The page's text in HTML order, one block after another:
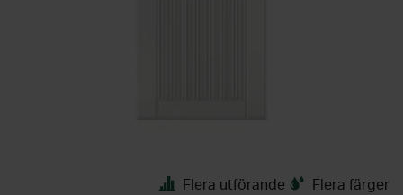
Flera utförande Flera färger